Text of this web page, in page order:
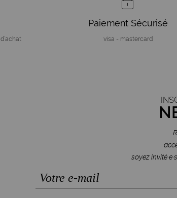
d'achat
Paiement Sécurisé
visa - mastercard
soyez